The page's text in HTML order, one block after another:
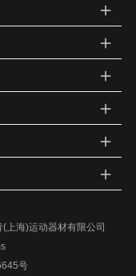
＋
＋
＋
＋
＋
＋
海)运动器材有限公司
号